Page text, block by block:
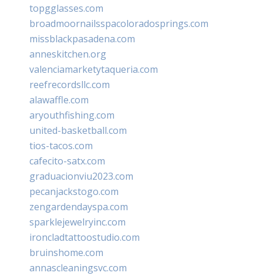
topgglasses.com
broadmoornailsspacoloradosprings.com
missblackpasadena.com
anneskitchen.org
valenciamarketytaqueria.com
reefrecordsllc.com
alawaffle.com
aryouthfishing.com
united-basketball.com
tios-tacos.com
cafecito-satx.com
graduacionviu2023.com
pecanjackstogo.com
zengardendayspa.com
sparklejewelryinc.com
ironcladtattoostudio.com
bruinshome.com
annascleaningsvc.com